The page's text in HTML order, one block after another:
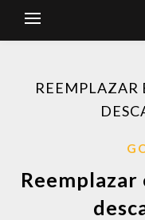
REEMPLAZAR